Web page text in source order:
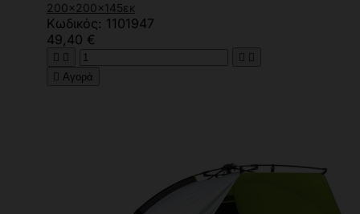
200x200x145εκ
Κωδικός: 1101947
49,40 €
   
 Αγορά